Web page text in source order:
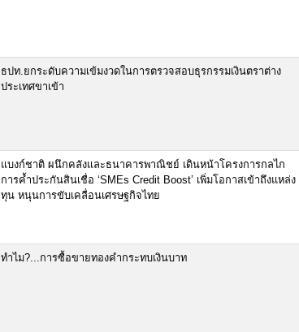
ธปท.ยกระดับความเข้มงวดในการตรวจสอบธุรกรรมเงินตราต่าง
ประเทศขาเข้า
แบงก์ชาติ ผนึกคลังและธนาคารพาณิชย์ เดินหน้าโครงการกลไก
การค้ำประกันสินเชื่อ ‘SMEs Credit Boost’ เพิ่มโอกาสเข้าถึงแหล่ง
ทุน หนุนการขับเคลื่อนเศรษฐกิจไทย
ทำไม?...การซื้อขายทองคำกระทบเงินบาท